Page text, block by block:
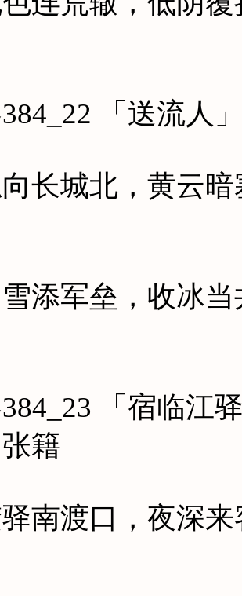
「送流人
城北，黄云暗
军垒，收冰当
「宿临江驿
籍
渡口，夜深来